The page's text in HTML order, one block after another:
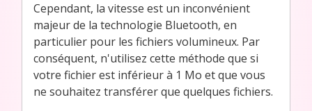
Cependant, la vitesse est un inconvénient
majeur de la technologie Bluetooth, en
particulier pour les fichiers volumineux. Par
conséquent, n'utilisez cette méthode que si
votre fichier est inférieur à 1 Mo et que vous
ne souhaitez transférer que quelques fichiers.